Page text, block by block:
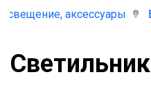
аксессуары